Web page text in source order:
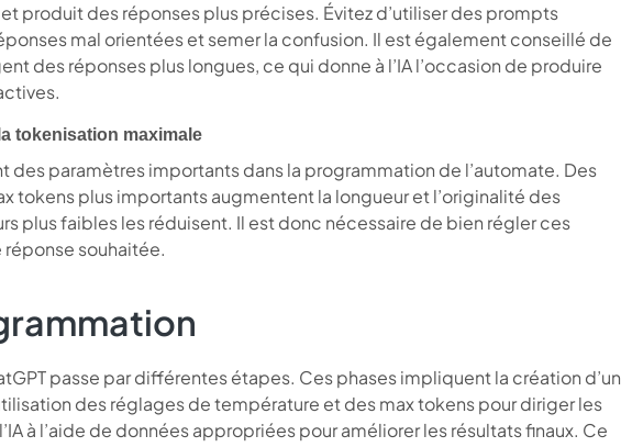
produit des réponses plus précises. Évitez d’utiliser des prompts
mal orientées et semer la confusion. Il est également conseillé de
des réponses plus longues, ce qui donne à l’IA l’occasion de produire
tokenisation maximale
des paramètres importants dans la programmation de l’automate. Des
tokens plus importants augmentent la longueur et l’originalité des
plus faibles les réduisent. Il est donc nécessaire de bien régler ces
souhaitée.
passe par différentes étapes. Ces phases impliquent la création d’un
des réglages de température et des max tokens pour diriger les
à l’aide de données appropriées pour améliorer les résultats finaux. Ce